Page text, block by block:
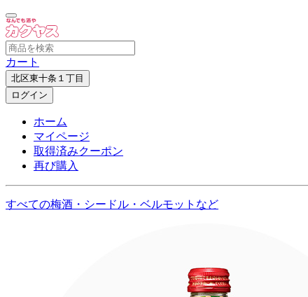
カート
北区東十条１丁目
ログイン
ホーム
マイページ
取得済みクーポン
再び購入
すべての梅酒・シードル・ベルモットなど